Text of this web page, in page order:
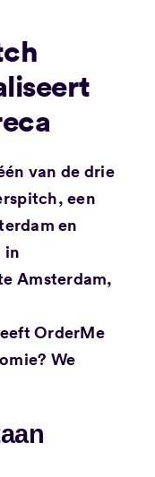
van de drie
een
en
in
Amsterdam,
OrderMe
We